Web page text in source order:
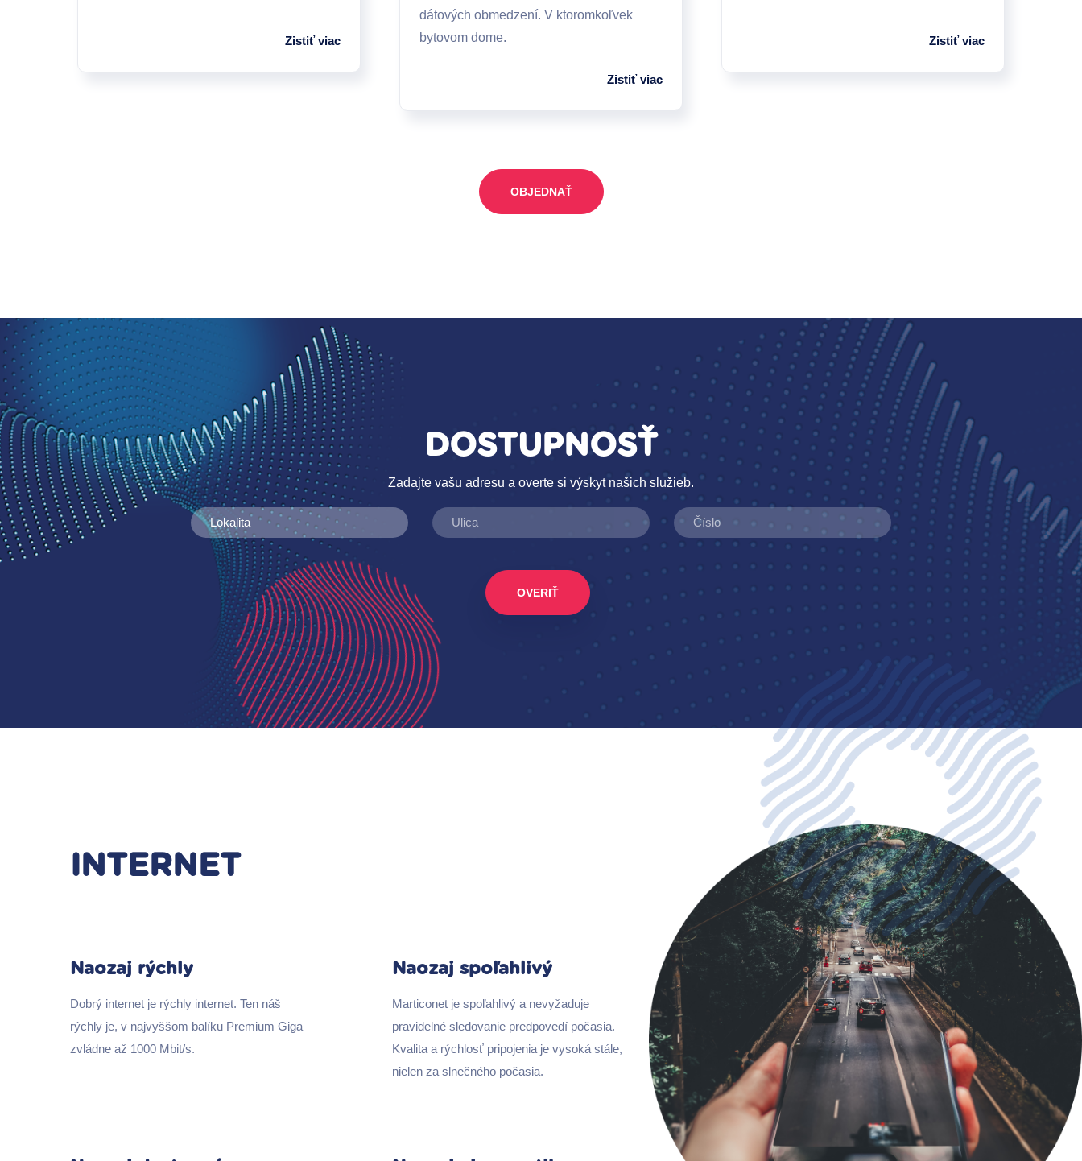
Zistiť viac
dátových obmedzení. V ktoromkoľvek
bytovom dome.
Zistiť viac
Zistiť viac
OBJEDNAŤ
DOSTUPNOSŤ
Zadajte vašu adresu a overte si výskyt našich služieb.
OVERIŤ
INTERNET
Naozaj rýchly
Dobrý internet je rýchly internet. Ten náš
rýchly je, v najvyššom balíku Premium Giga
zvládne až 1000 Mbit/s.
Naozaj spoľahlivý
Marticonet je spoľahlivý a nevyžaduje
pravidelné sledovanie predpovedí počasia.
Kvalita a rýchlosť pripojenia je vysoká stále,
nielen za slnečného počasia.